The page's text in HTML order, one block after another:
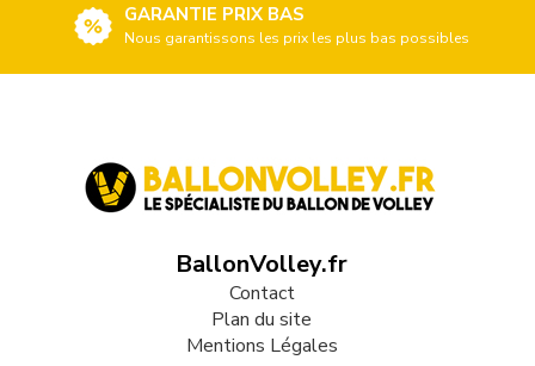
GARANTIE PRIX BAS
Nous garantissons les prix les plus bas possibles
BallonVolley.fr
Contact
Plan du site
Mentions Légales